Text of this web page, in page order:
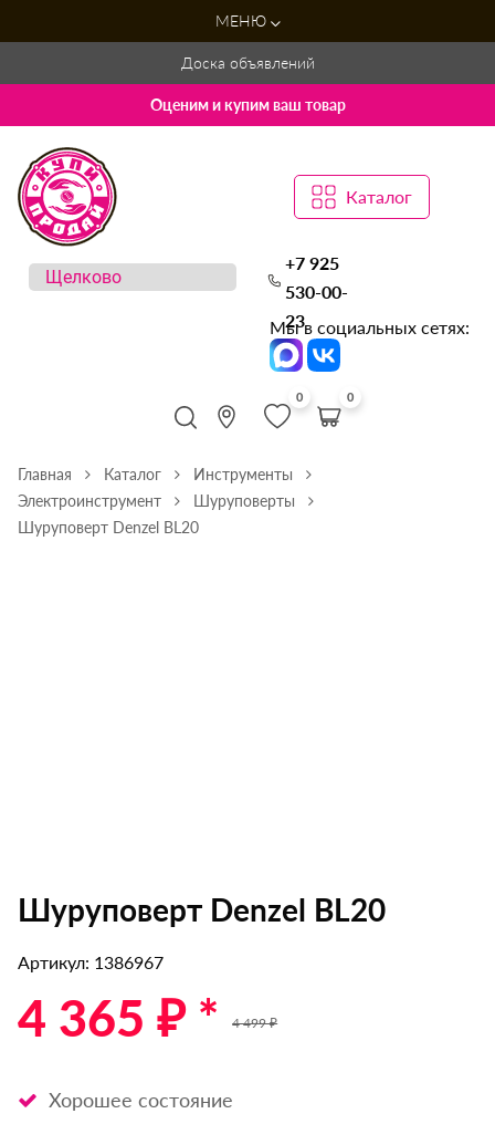
МЕНЮ
Доска объявлений
Оценим и купим ваш товар
Каталог
+7 925
530-00-
23
Мы в социальных сетях:
0 0
Главная Каталог
Инструменты
Электроинструмент
Шуруповерты
Шуруповерт Denzel BL20
Шуруповерт Denzel BL20
Артикул: 1386967
4 365 ₽ * 4 499 ₽
Хорошее состояние